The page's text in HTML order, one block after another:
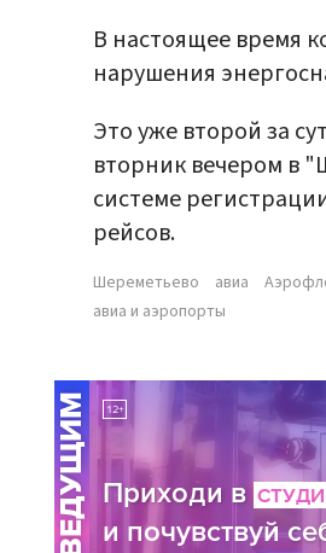
В настоящее время
нарушения
Это уже второй за
вторник вечером в
системе
рейсов.
Шереметьево авиа
авиа и аэропорты